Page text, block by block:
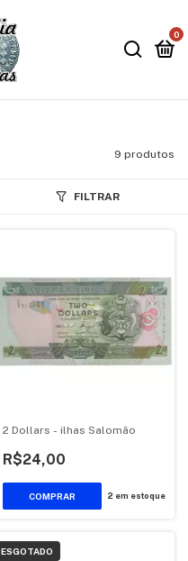
0
9 produtos
FILTRAR
2 Dollars - ilhas Salomão
R$24,00
2 em estoque
ESGOTADO